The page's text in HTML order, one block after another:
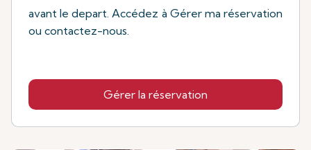
avant le depart. Accédez à Gérer ma réservation
ou contactez-nous.
Gérer la réservation